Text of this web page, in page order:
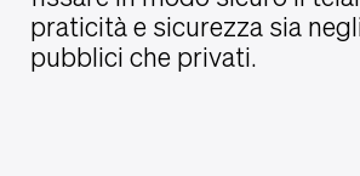
praticità e sicurezza sia
pubblici che privati.